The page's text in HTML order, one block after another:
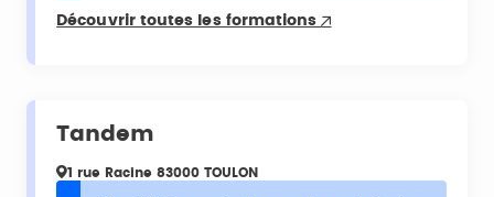
Découvrir toutes les formations
Tandem
1 rue Racine 83000 TOULON